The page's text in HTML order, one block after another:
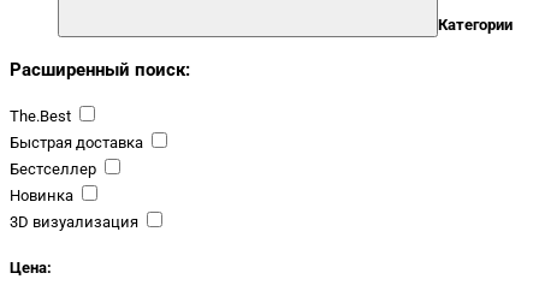
Категории
Расширенный поиск:
The.Best
Быстрая доставка
Бестселлер
Новинка
3D визуализация
Цена: